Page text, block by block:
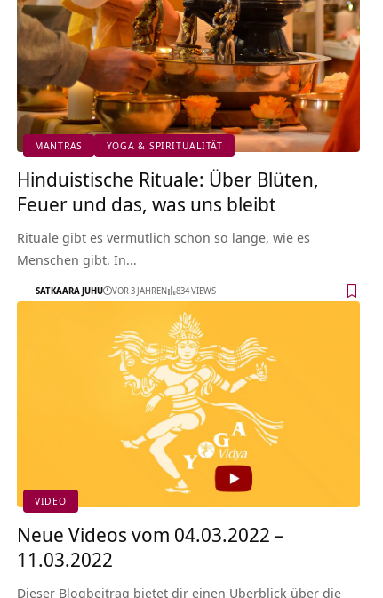
MANTRAS YOGA & SPIRITUALITÄT
Hinduistische Rituale: Über Blüten,
Feuer und das, was uns bleibt
Rituale gibt es vermutlich schon so lange, wie es
Menschen gibt. In…
SATKAARA JUHU VOR 3 JAHREN 834 VIEWS
VIDEO
Neue Videos vom 04.03.2022 –
11.03.2022
Dieser Blogbeitrag bietet dir einen Überblick über die